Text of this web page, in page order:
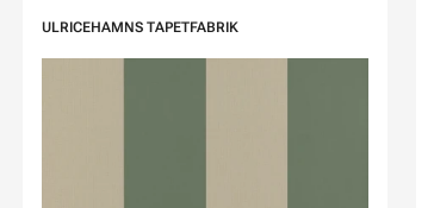
ULRICEHAMNS TAPETFABRIK